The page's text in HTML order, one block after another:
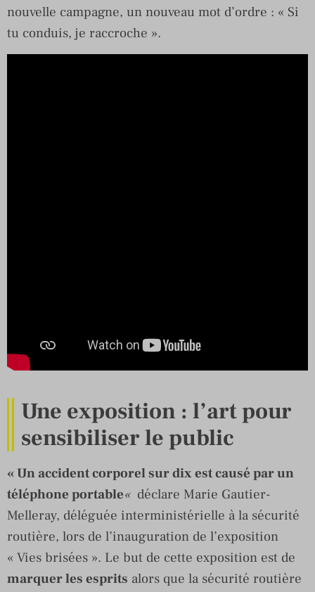
nouvelle campagne, un nouveau mot d’ordre : « Si
tu conduis, je raccroche ».
Une exposition : l’art pour
sensibiliser le public
« Un accident corporel sur dix est causé par un
téléphone portable« déclare Marie Gautier-
Melleray, déléguée interministérielle à la sécurité
routière, lors de l’inauguration de l’exposition
« Vies brisées ». Le but de cette exposition est de
marquer les esprits alors que la sécurité routière